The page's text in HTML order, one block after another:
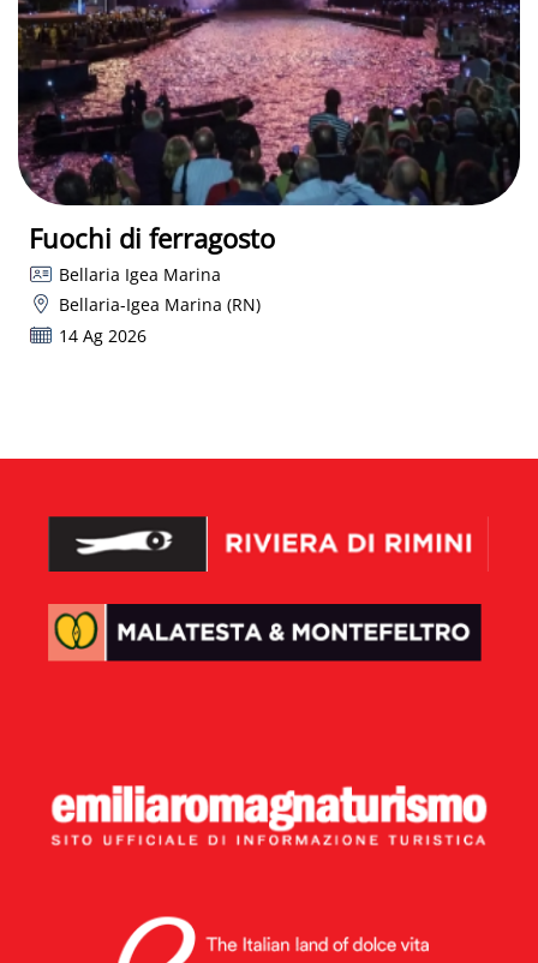
Fuochi di ferragosto
Bellaria Igea Marina
Bellaria-Igea Marina (RN)
14 Ag 2026